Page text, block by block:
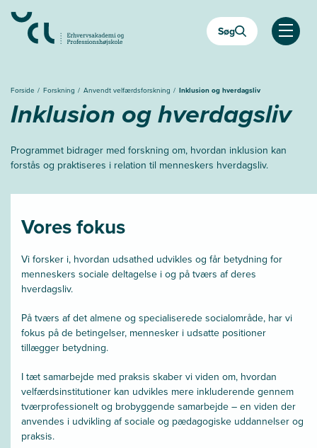
hovedindhold
Søg
Åben
Forside Forskning Anvendt velfærdsforskning Inklusion og hverdagsliv
Inklusion og hverdagsliv
Programmet bidrager med forskning om, hvordan inklusion kan
forstås og praktiseres i relation til menneskers hverdagsliv.
Vores fokus
Vi forsker i, hvordan udsathed udvikles og får betydning for
menneskers sociale deltagelse i og på tværs af deres
hverdagsliv.
På tværs af det almene og specialiserede socialområde, har vi
fokus på de betingelser, mennesker i udsatte positioner
tillægger betydning.
I tæt samarbejde med praksis skaber vi viden om, hvordan
velfærdsinstitutioner kan udvikles mere inkluderende gennem
tværprofessionelt og brobyggende samarbejde – en viden der
anvendes i udvikling af sociale og pædagogiske uddannelser og
praksis.